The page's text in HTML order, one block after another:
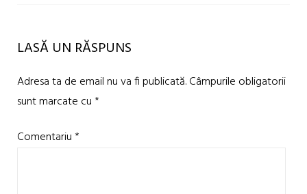
LASĂ UN RĂSPUNS
Adresa ta de email nu va fi publicată.Câmpurile obligatorii
sunt marcate cu*
Comentariu*